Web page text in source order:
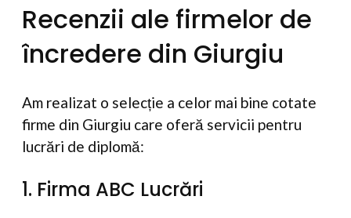
Recenzii ale firmelor de
încredere din Giurgiu
Am realizat o selecție a celor mai bine cotate
firme din Giurgiu care oferă servicii pentru
lucrări de diplomă:
1. Firma ABC Lucrări